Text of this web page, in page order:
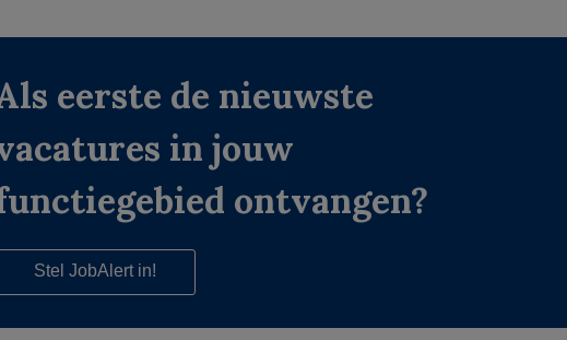
eerste de nieuwste
in jouw
ontvangen?
Stel JobAlert in!